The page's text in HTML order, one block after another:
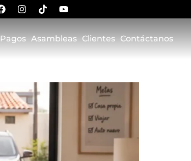
Pagos Asambleas Clientes Contáctanos